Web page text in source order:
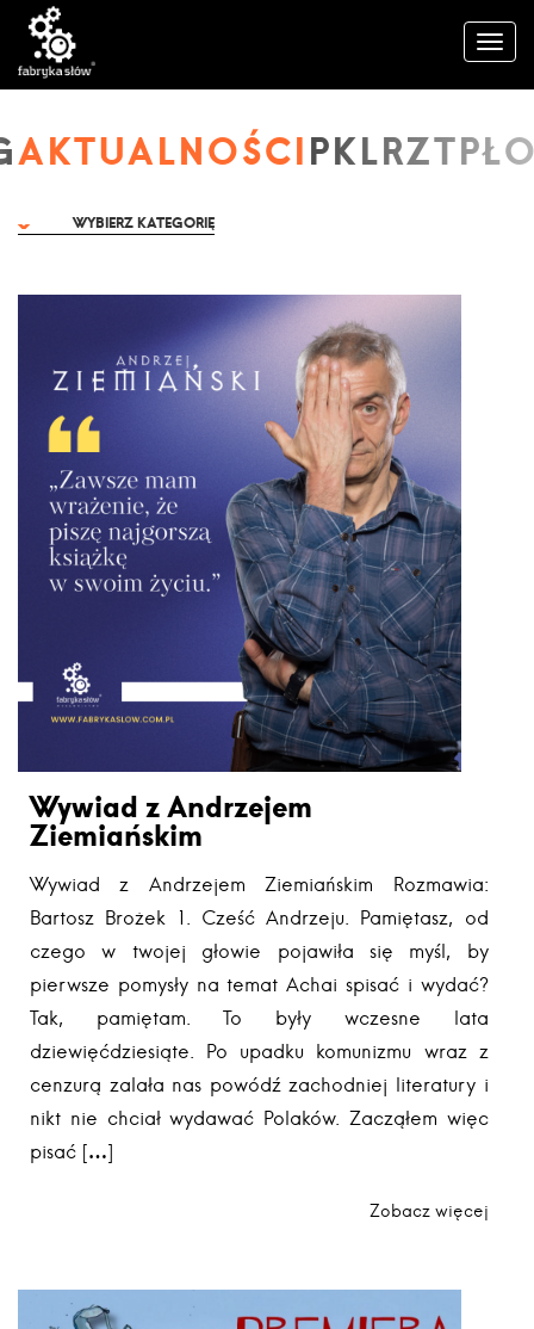
AKTUALNOŚCI
WYBIERZ KATEGORIĘ
Wywiad z Andrzejem
Ziemiańskim
Wywiad z Andrzejem Ziemiańskim Rozmawia:
Bartosz Brożek 1. Cześć Andrzeju. Pamiętasz, od
czego w twojej głowie pojawiła się myśl, by
pierwsze pomysły na temat Achai spisać i wydać?
Tak, pamiętam. To były wczesne lata
dziewięćdziesiąte. Po upadku komunizmu wraz z
cenzurą zalała nas powódź zachodniej literatury i
nikt nie chciał wydawać Polaków. Zacząłem więc
pisać […]
Zobacz więcej